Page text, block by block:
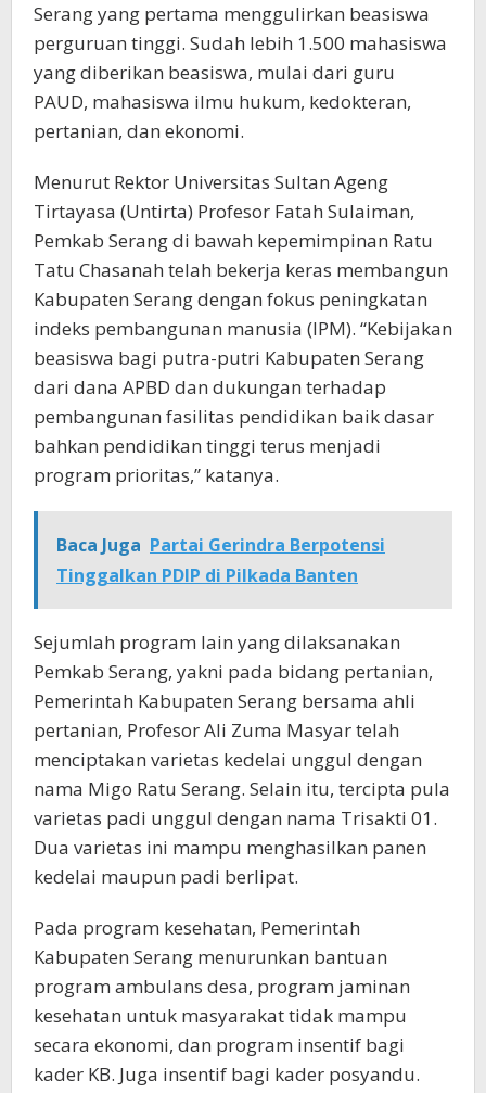
Serang yang pertama menggulirkan beasiswa
perguruan tinggi. Sudah lebih 1.500 mahasiswa
yang diberikan beasiswa, mulai dari guru
PAUD, mahasiswa ilmu hukum, kedokteran,
pertanian, dan ekonomi.
Menurut Rektor Universitas Sultan Ageng
Tirtayasa (Untirta) Profesor Fatah Sulaiman,
Pemkab Serang di bawah kepemimpinan Ratu
Tatu Chasanah telah bekerja keras membangun
Kabupaten Serang dengan fokus peningkatan
indeks pembangunan manusia (IPM). “Kebijakan
beasiswa bagi putra-putri Kabupaten Serang
dari dana APBD dan dukungan terhadap
pembangunan fasilitas pendidikan baik dasar
bahkan pendidikan tinggi terus menjadi
program prioritas,” katanya.
Baca Juga Partai Gerindra Berpotensi
Tinggalkan PDIP di Pilkada Banten
Sejumlah program lain yang dilaksanakan
Pemkab Serang, yakni pada bidang pertanian,
Pemerintah Kabupaten Serang bersama ahli
pertanian, Profesor Ali Zuma Masyar telah
menciptakan varietas kedelai unggul dengan
nama Migo Ratu Serang. Selain itu, tercipta pula
varietas padi unggul dengan nama Trisakti 01.
Dua varietas ini mampu menghasilkan panen
kedelai maupun padi berlipat.
Pada program kesehatan, Pemerintah
Kabupaten Serang menurunkan bantuan
program ambulans desa, program jaminan
kesehatan untuk masyarakat tidak mampu
secara ekonomi, dan program insentif bagi
kader KB. Juga insentif bagi kader posyandu.